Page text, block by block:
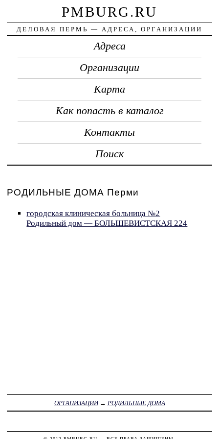
PMBURG.RU
ДЕЛОВАЯ ПЕРМЬ — АДРЕСА, ОРГАНИЗАЦИИ
Адреса
Организации
Карта
Как попасть в каталог
Контакты
Поиск
РОДИЛЬНЫЕ ДОМА Перми
городская клиническая больница №2
Родильный дом — БОЛЬШЕВИСТСКАЯ 224
ОРГАНИЗАЦИИ→ РОДИЛЬНЫЕ ДОМА